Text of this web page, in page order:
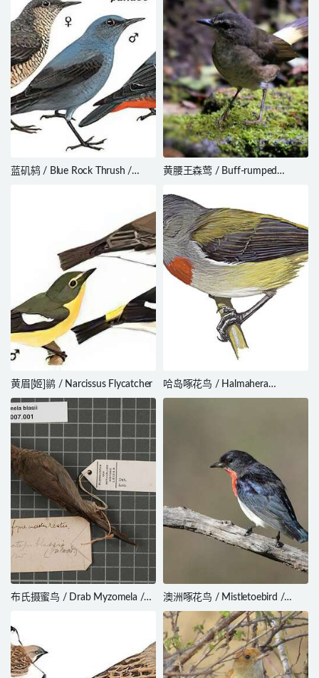
蓝矶鸫 / Blue Rock Thrush /
黄腰王森莺 / Buff-rumped
黄眉[姬]鹟 / Narcissus Flycatcher
哈岛啄花鸟 / Halmahera
Flowerpecker / Dicaeum
布氏摄蜜鸟 / Drab Myzomela /
澳洲啄花鸟 / Mistletoebird /
Dicaeum hirundinaceum